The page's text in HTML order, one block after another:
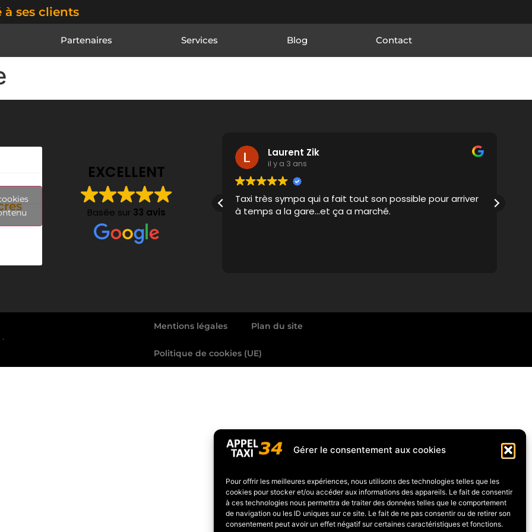
Gérer le consentement aux cookies
Pour offrir les meilleures expériences, nous utilisons des technologies telles que les
cookies pour stocker et/ou accéder aux informations des appareils. Le fait de consentir
à ces technologies nous permettra de traiter des données telles que le comportement
de navigation ou les ID uniques sur ce site. Le fait de ne pas consentir ou de retirer son
consentement peut avoir un effet négatif sur certaines caractéristiques et fonctions.
à ses clients
Partenaires Services Blog Contact
EXCELLENT
Basée sur 33 avis
Luciano
avec un chauffeur au top.
Laurent Zik
il y a 3 ans
Taxi très sympa qui a fait tout son possible pour arriver
à temps a la gare...et ça a marché.
.
Mentions légales Plan du site
Politique de cookies (UE)